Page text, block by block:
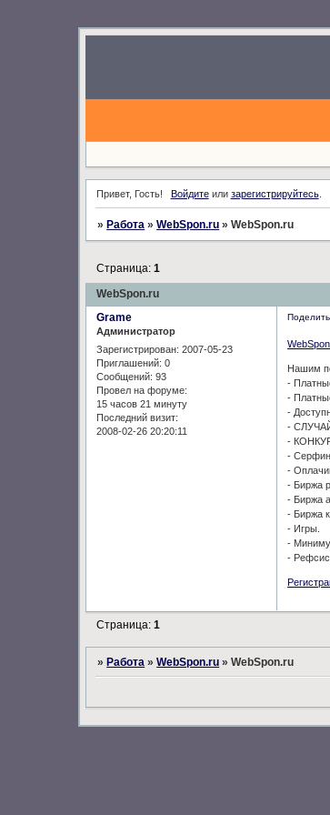
Привет, Гость! Войдитеили зарегистрируйтесь.
» Работа »WebSpon.ru »WebSpon.ru
WebSpon.ru
Страница:1
Grame
Администратор
Зарегистрирован: 2007-05-23
Приглашений: 0
Сообщений: 93
Провел на форуме:
15 часов 21 минуту
Последний визит:
2008-02-26 20:20:11
Нашим
-
-
-
-
-
-
-
- Биржа
- Биржа
- Биржа
- Игры.
-
-
Страница:1
» Работа »WebSpon.ru »WebSpon.ru